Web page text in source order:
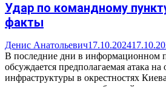
Удар по командному
факты
Денис Анатольевич17.10.2024
В последние дни в информационном
обсуждается предполагаемая атака на
инфраструктуры в окрестностях